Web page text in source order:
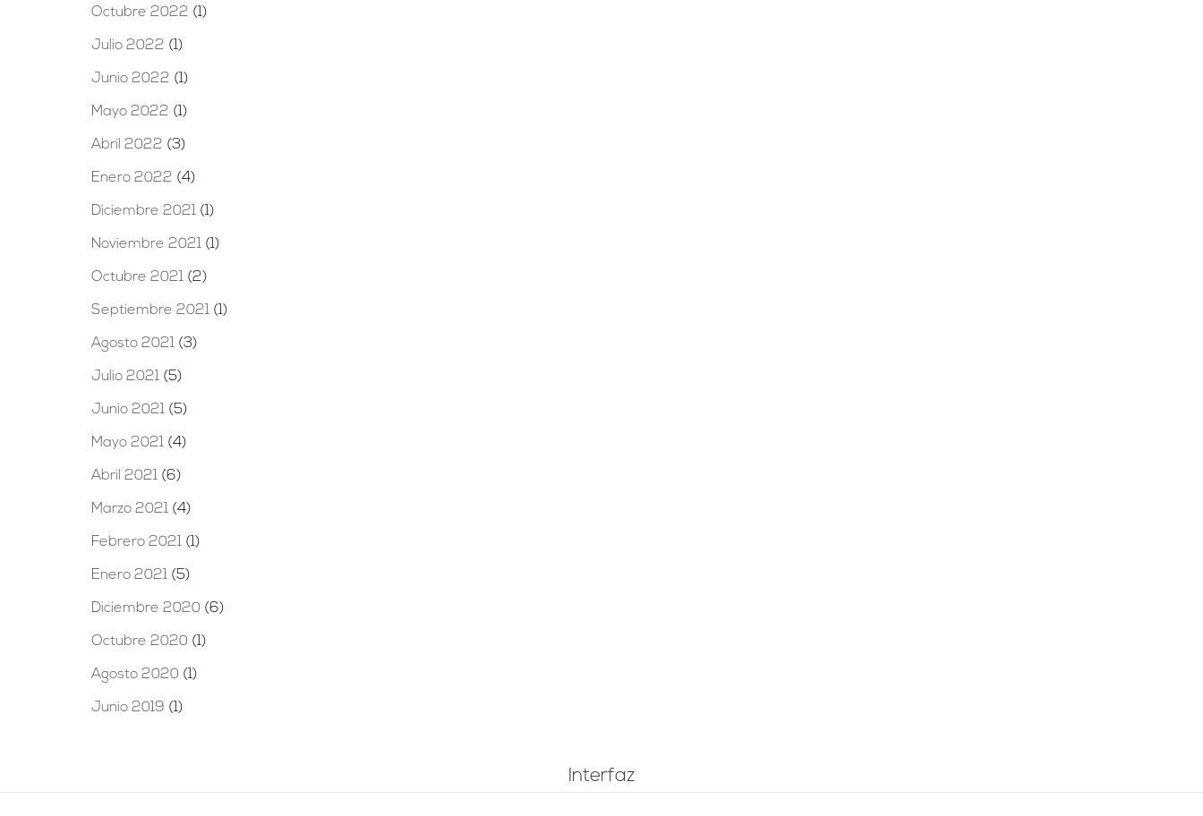
Octubre 2022 (1)
Julio 2022 (1)
Junio 2022 (1)
Mayo 2022 (1)
Abril 2022 (3)
Enero 2022 (4)
Diciembre 2021 (1)
Noviembre 2021 (1)
Octubre 2021 (2)
Septiembre 2021 (1)
Agosto 2021 (3)
Julio 2021 (5)
Junio 2021 (5)
Mayo 2021 (4)
Abril 2021 (6)
Marzo 2021 (4)
Febrero 2021 (1)
Enero 2021 (5)
Diciembre 2020 (6)
Octubre 2020 (1)
Agosto 2020 (1)
Junio 2019 (1)
Interfaz